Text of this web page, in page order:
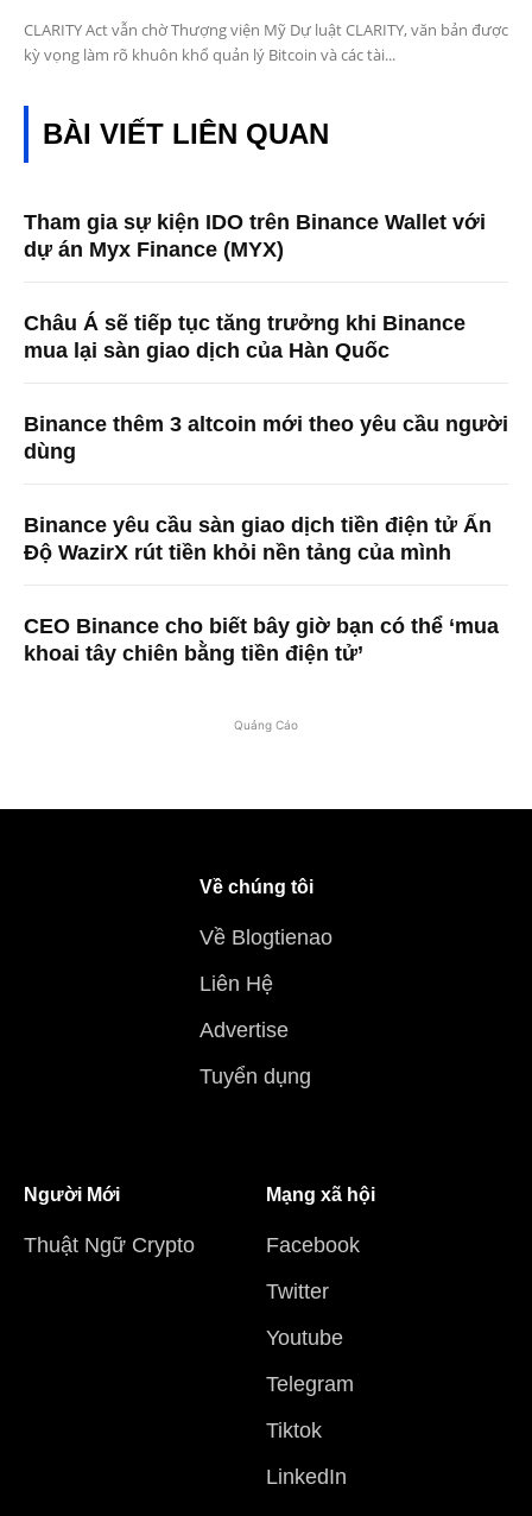
CLARITY Act vẫn chờ Thượng viện Mỹ Dự luật CLARITY, văn bản được
kỳ vọng làm rõ khuôn khổ quản lý Bitcoin và các tài...
BÀI VIẾT LIÊN QUAN
Tham gia sự kiện IDO trên Binance Wallet với
dự án Myx Finance (MYX)
Châu Á sẽ tiếp tục tăng trưởng khi Binance
mua lại sàn giao dịch của Hàn Quốc
Binance thêm 3 altcoin mới theo yêu cầu người
dùng
Binance yêu cầu sàn giao dịch tiền điện tử Ấn
Độ WazirX rút tiền khỏi nền tảng của mình
CEO Binance cho biết bây giờ bạn có thể ‘mua
khoai tây chiên bằng tiền điện tử’
Quảng Cáo
Về chúng tôi
Về Blogtienao
Liên Hệ
Advertise
Tuyển dụng
Người Mới
Thuật Ngữ Crypto
Mạng xã hội
Facebook
Twitter
Youtube
Telegram
Tiktok
LinkedIn